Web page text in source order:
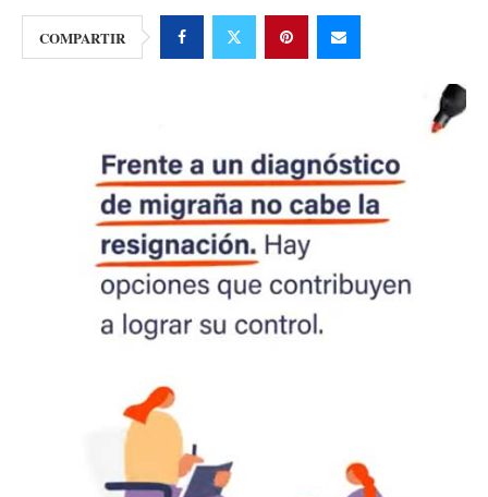
COMPARTIR